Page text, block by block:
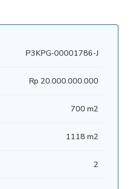
P3KPG-00001786-J
Rp 20.000.000.000
700 m2
1118 m2
2